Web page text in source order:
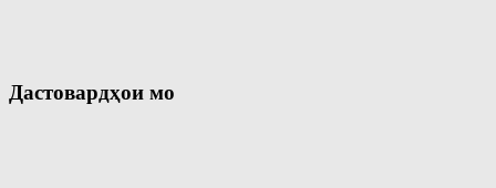
Дастовардҳои мо